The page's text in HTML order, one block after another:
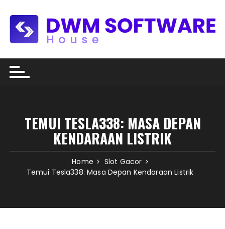
content
TEMUI TESLA338: MASA DEPAN
KENDARAAN LISTRIK
Home
Slot Gacor
Temui Tesla338: Masa Depan Kendaraan Listrik